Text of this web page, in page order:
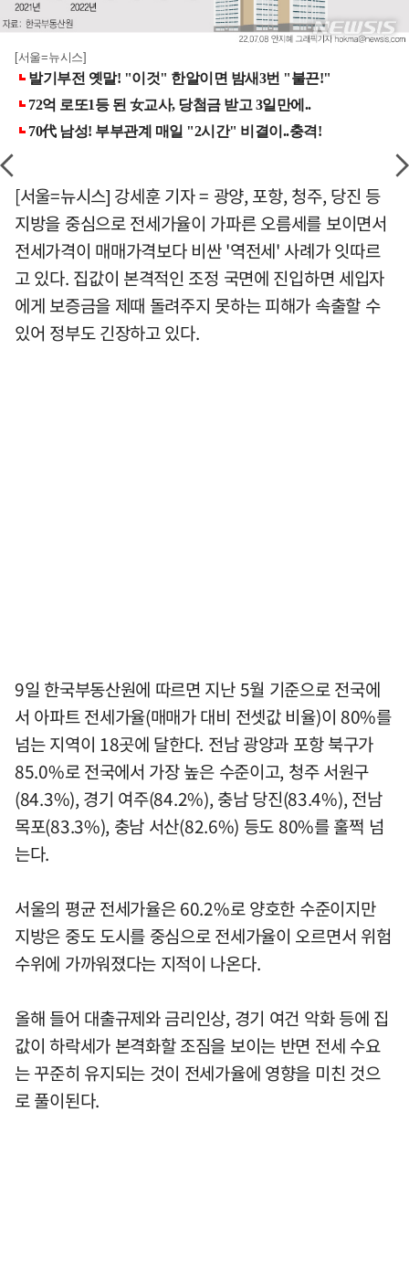
[서울=뉴시스]
[서울=뉴시스] 강세훈 기자 = 광양, 포항, 청주, 당진 등
지방을 중심으로 전세가율이 가파른 오름세를 보이면서
전세가격이 매매가격보다 비싼 '역전세' 사례가 잇따르
고 있다. 집값이 본격적인 조정 국면에 진입하면 세입자
에게 보증금을 제때 돌려주지 못하는 피해가 속출할 수
있어 정부도 긴장하고 있다.
9일 한국부동산원에 따르면 지난 5월 기준으로 전국에
서 아파트 전세가율(매매가 대비 전셋값 비율)이 80%를
넘는 지역이 18곳에 달한다. 전남 광양과 포항 북구가
85.0%로 전국에서 가장 높은 수준이고, 청주 서원구
(84.3%), 경기 여주(84.2%), 충남 당진(83.4%), 전남
목포(83.3%), 충남 서산(82.6%) 등도 80%를 훌쩍 넘
는다.
서울의 평균 전세가율은 60.2%로 양호한 수준이지만
지방은 중도 도시를 중심으로 전세가율이 오르면서 위험
수위에 가까워졌다는 지적이 나온다.
올해 들어 대출규제와 금리인상, 경기 여건 악화 등에 집
값이 하락세가 본격화할 조짐을 보이는 반면 전세 수요
는 꾸준히 유지되는 것이 전세가율에 영향을 미친 것으
로 풀이된다.